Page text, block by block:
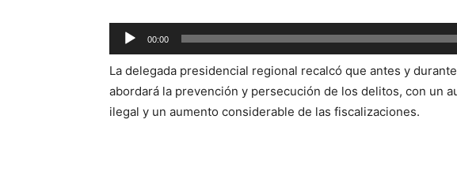
Reproductor
de
audio
00:00
La delegada presidencial regional recalcó que antes y
abordará la prevención y persecución de los delitos, con un
ilegal y un aumento considerable de las fiscalizaciones.